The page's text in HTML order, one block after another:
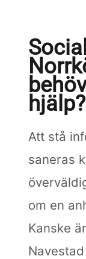
hjälp?
Att stå
saneras
om en
Kanske